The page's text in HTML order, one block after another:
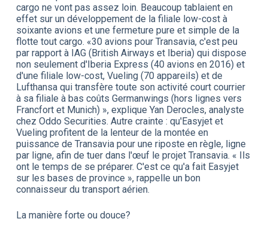
cargo ne vont pas assez loin. Beaucoup tablaient en
effet sur un développement de la filiale low-cost à
soixante avions et une fermeture pure et simple de la
flotte tout cargo. «30 avions pour Transavia, c'est peu
par rapport à IAG (British Airways et Iberia) qui dispose
non seulement d'Iberia Express (40 avions en 2016) et
d'une filiale low-cost, Vueling (70 appareils) et de
Lufthansa qui transfère toute son activité court courrier
à sa filiale à bas coûts Germanwings (hors lignes vers
Francfort et Munich) », explique Yan Derocles, analyste
chez Oddo Securities. Autre crainte : qu'Easyjet et
Vueling profitent de la lenteur de la montée en
puissance de Transavia pour une riposte en règle, ligne
par ligne, afin de tuer dans l'œuf le projet Transavia. « Ils
ont le temps de se préparer. C'est ce qu'a fait Easyjet
sur les bases de province », rappelle un bon
connaisseur du transport aérien.
La manière forte ou douce?